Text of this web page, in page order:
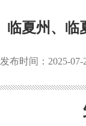
临夏州、临
发布时间： 2025-07-